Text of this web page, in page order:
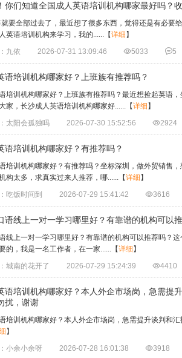
你们知道全国成人英语培训机构哪家最好吗？
要全部过去了，最近想了很多东西，觉得还是有必要
英语培训机构来学习，我的...... 【详细 】
九依
2026-07-31 13:09:46 5033 5
语培训机构哪家好？上班族有推荐吗？
培训机构哪家好？上班族有推荐吗？最近想捡起英语
家，长沙成人英语培训机构哪家好...... 【详细 】
太阳会孤独吗
2026-07-30 15:52:56 2924
语培训机构哪家好？有推荐吗？
培训机构哪家好？有推荐吗？坐标深圳，做外贸销售
构太多，求真实过来人推荐，哪...... 【详细 】
吃饭时间到
2026-07-29 15:41:42 3616
语线上一对一学习哪里好？有靠谱的机构可以
线上一对一学习哪里好？有靠谱的机构可以推荐吗？
的，我是一名工作者，在一家...... 【详细 】
城南的花开了
2026-07-29 15:24:39 4410
语培训机构哪家好？本人外企市场岗，急需提
扰，谢谢
培训机构哪家好？本人外企市场岗，急需提升谈判和
】
小余小余呀
2026-07-28 16:01:38 3918